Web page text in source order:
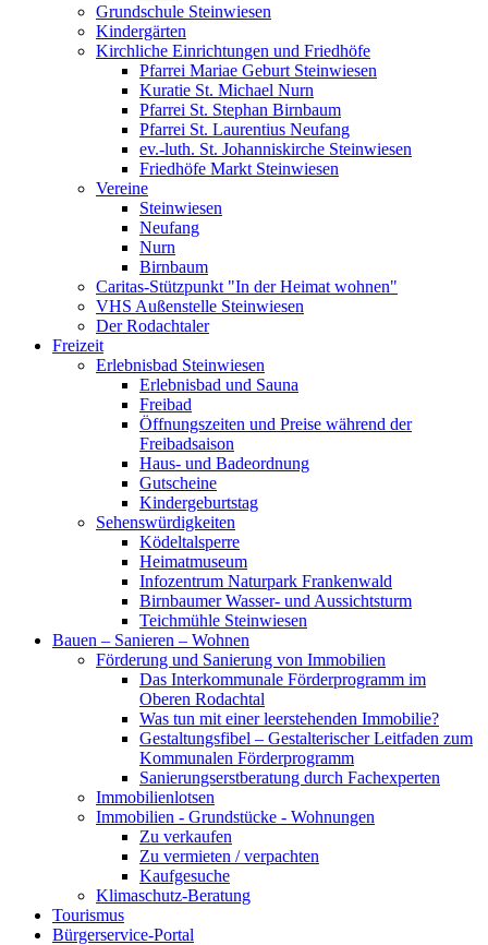
Grundschule Steinwiesen
Kindergärten
Kirchliche Einrichtungen und Friedhöfe
Pfarrei Mariae Geburt Steinwiesen
Kuratie St. Michael Nurn
Pfarrei St. Stephan Birnbaum
Pfarrei St. Laurentius Neufang
ev.-luth. St. Johanniskirche Steinwiesen
Friedhöfe Markt Steinwiesen
Vereine
Steinwiesen
Neufang
Nurn
Birnbaum
Caritas-Stützpunkt "In der Heimat wohnen"
VHS Außenstelle Steinwiesen
Der Rodachtaler
Freizeit
Erlebnisbad Steinwiesen
Erlebnisbad und Sauna
Freibad
Öffnungszeiten und Preise während der
Freibadsaison
Haus- und Badeordnung
Gutscheine
Kindergeburtstag
Sehenswürdigkeiten
Ködeltalsperre
Heimatmuseum
Infozentrum Naturpark Frankenwald
Birnbaumer Wasser- und Aussichtsturm
Teichmühle Steinwiesen
Bauen – Sanieren – Wohnen
Förderung und Sanierung von Immobilien
Das Interkommunale Förderprogramm im
Oberen Rodachtal
Was tun mit einer leerstehenden Immobilie?
Gestaltungsfibel – Gestalterischer Leitfaden zum
Kommunalen Förderprogramm
Sanierungserstberatung durch Fachexperten
Immobilienlotsen
Immobilien - Grundstücke - Wohnungen
Zu verkaufen
Zu vermieten / verpachten
Kaufgesuche
Klimaschutz-Beratung
Tourismus
Bürgerservice-Portal